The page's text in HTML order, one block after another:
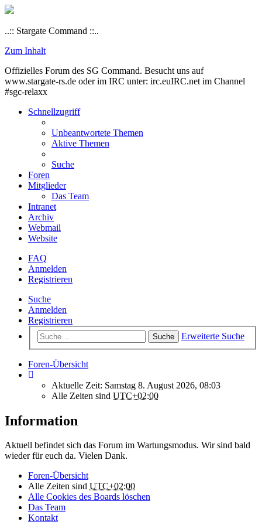
..:: Stargate Command ::..
Zum Inhalt
Offizielles Forum des SG Command. Besucht uns auf
www.stargate-rs.de oder im IRC unter: irc.euIRC.net im Channel
#sgc-relaxx
Schnellzugriff
Unbeantwortete Themen
Aktive Themen
Suche
Foren
Mitglieder
Das Team
Intranet
Archiv
Webmail
Website
FAQ
Anmelden
Registrieren
Suche
Anmelden
Registrieren
Suche Erweiterte Suche
Foren-Übersicht
Aktuelle Zeit: Samstag 8. August 2026, 08:03
Alle Zeiten sind UTC+02:00
Information
Aktuell befindet sich das Forum im Wartungsmodus. Wir sind bald
wieder für euch da. Vielen Dank.
Foren-Übersicht
Alle Zeiten sind UTC+02:00
Alle Cookies des Boards löschen
Das Team
Kontakt